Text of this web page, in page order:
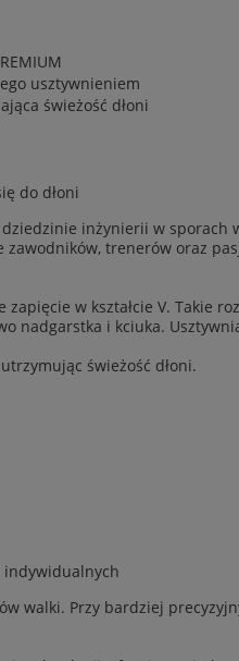
usztywnieniem
świeżość dłoni
do dłoni
inżynierii w sporach
zawodników, trenerów oraz
zapięcie w kształcie V. Takie
nadgarstka i kciuka.
świeżość dłoni.
indywidualnych
walki. Przy bardziej